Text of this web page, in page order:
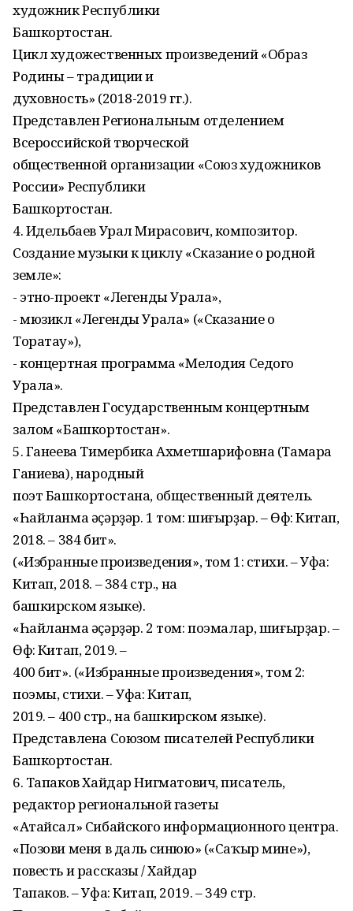
художник Республики
Башкортостан.
Цикл художественных произведений «Образ
Родины – традиции и
духовность» (2018-2019 гг.).
Представлен Региональным отделением
Всероссийской творческой
общественной организации «Союз художников
России» Республики
Башкортостан.
4. Идельбаев Урал Мирасович, композитор.
Создание музыки к циклу «Сказание о родной
земле»:
- этно-проект «Легенды Урала»,
- мюзикл «Легенды Урала» («Сказание о
Торатау»),
- концертная программа «Мелодия Седого
Урала».
Представлен Государственным концертным
залом «Башкортостан».
5. Ганеева Тимербика Ахметшарифовна (Тамара
Ганиева), народный
поэт Башкортостана, общественный деятель.
«Һайланма әҫәрҙәр. 1 том: шиғырҙар. – Өфө: Китап,
2018. – 384 бит».
(«Избранные произведения», том 1: стихи. – Уфа:
Китап, 2018. – 384 стр., на
башкирском языке).
«Һайланма әҫәрҙәр. 2 том: поэмалар, шиғырҙар. –
Өфө: Китап, 2019. –
400 бит». («Избранные произведения», том 2:
поэмы, стихи. – Уфа: Китап,
2019. – 400 стр., на башкирском языке).
Представлена Союзом писателей Республики
Башкортостан.
6. Тапаков Хайдар Нигматович, писатель,
редактор региональной газеты
«Атайсал» Сибайского информационного центра.
«Позови меня в даль синюю» («Саҡыр мине»),
повесть и рассказы / Хайдар
Тапаков. – Уфа: Китап, 2019. – 349 стр.